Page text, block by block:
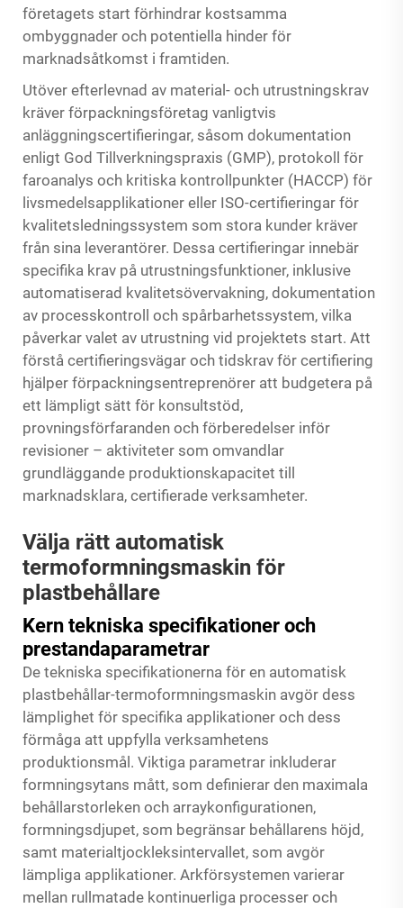
företagets start förhindrar kostsamma
ombyggnader och potentiella hinder för
marknadsåtkomst i framtiden.
Utöver efterlevnad av material- och utrustningskrav
kräver förpackningsföretag vanligtvis
anläggningscertifieringar, såsom dokumentation
enligt God Tillverkningspraxis (GMP), protokoll för
faroanalys och kritiska kontrollpunkter (HACCP) för
livsmedelsapplikationer eller ISO-certifieringar för
kvalitetsledningssystem som stora kunder kräver
från sina leverantörer. Dessa certifieringar innebär
specifika krav på utrustningsfunktioner, inklusive
automatiserad kvalitetsövervakning, dokumentation
av processkontroll och spårbarhetssystem, vilka
påverkar valet av utrustning vid projektets start. Att
förstå certifieringsvägar och tidskrav för certifiering
hjälper förpackningsentreprenörer att budgetera på
ett lämpligt sätt för konsultstöd,
provningsförfaranden och förberedelser inför
revisioner – aktiviteter som omvandlar
grundläggande produktionskapacitet till
marknadsklara, certifierade verksamheter.
Välja rätt automatisk
termoformningsmaskin för
plastbehållare
Kern tekniska specifikationer och
prestandaparametrar
De tekniska specifikationerna för en automatisk
plastbehållar-termoformningsmaskin avgör dess
lämplighet för specifika applikationer och dess
förmåga att uppfylla verksamhetens
produktionsmål. Viktiga parametrar inkluderar
formningsytans mått, som definierar den maximala
behållarstorleken och arraykonfigurationen,
formningsdjupet, som begränsar behållarens höjd,
samt materialtjockleksintervallet, som avgör
lämpliga applikationer. Arkförsystemen varierar
mellan rullmatade kontinuerliga processer och